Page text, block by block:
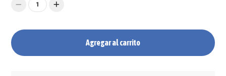
1
Agregar al carrito